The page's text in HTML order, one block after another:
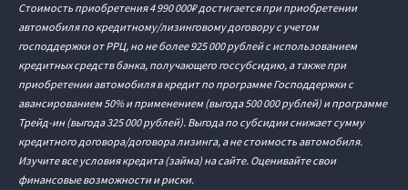
Стоимость приобретения 4 990 000₽ достигается при приобретении
автомобиля по кредитному/лизинговому договору с учетом
господдержки от РРЦ, но не более 925 000 рублей с использованием
кредитных средств банка, получающего госсубсидию, а также при
приобретении автомобиля в кредит по программе Господдержки с
авансированием 50% и применением (выгода 500 000 рублей) и программе
Трейд-ин (выгода 325 000 рублей). Выгода по субсидии снижает сумму
кредитного договора/договора лизинга, а не стоимость автомобиля.
Изучите все условия кредита (займа) на сайте. Оценивайте свои
финансовые возможности и риски.